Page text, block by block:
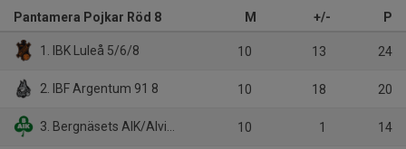
Pantamera Pojkar Röd 8 M +/- P
1. IBK Luleå 5/6/8 10 13 24
2. IBF Argentum 91 8 10 18 20
3. Bergnäsets AIK/Alviks IK 5/6/7/8 10 1 14